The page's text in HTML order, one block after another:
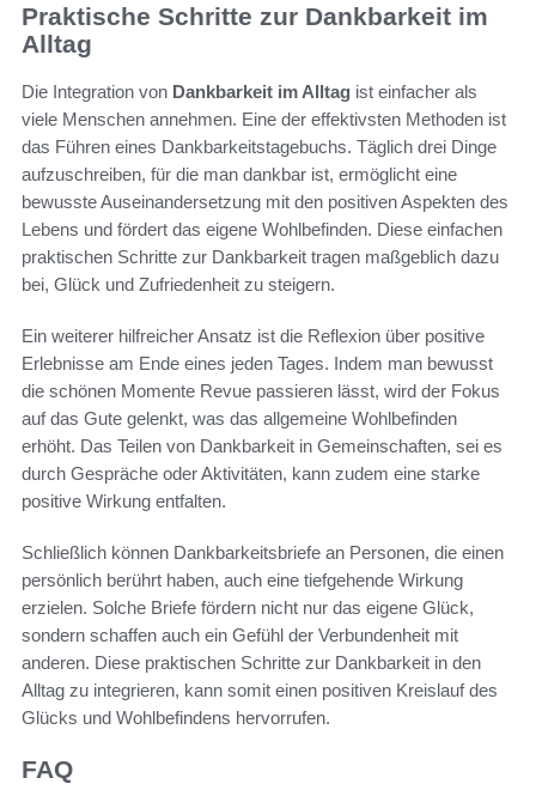
Praktische Schritte zur Dankbarkeit im
Alltag
Die Integration von Dankbarkeit im Alltag ist einfacher als
viele Menschen annehmen. Eine der effektivsten Methoden ist
das Führen eines Dankbarkeitstagebuchs. Täglich drei Dinge
aufzuschreiben, für die man dankbar ist, ermöglicht eine
bewusste Auseinandersetzung mit den positiven Aspekten des
Lebens und fördert das eigene Wohlbefinden. Diese einfachen
praktischen Schritte zur Dankbarkeit tragen maßgeblich dazu
bei, Glück und Zufriedenheit zu steigern.
Ein weiterer hilfreicher Ansatz ist die Reflexion über positive
Erlebnisse am Ende eines jeden Tages. Indem man bewusst
die schönen Momente Revue passieren lässt, wird der Fokus
auf das Gute gelenkt, was das allgemeine Wohlbefinden
erhöht. Das Teilen von Dankbarkeit in Gemeinschaften, sei es
durch Gespräche oder Aktivitäten, kann zudem eine starke
positive Wirkung entfalten.
Schließlich können Dankbarkeitsbriefe an Personen, die einen
persönlich berührt haben, auch eine tiefgehende Wirkung
erzielen. Solche Briefe fördern nicht nur das eigene Glück,
sondern schaffen auch ein Gefühl der Verbundenheit mit
anderen. Diese praktischen Schritte zur Dankbarkeit in den
Alltag zu integrieren, kann somit einen positiven Kreislauf des
Glücks und Wohlbefindens hervorrufen.
FAQ